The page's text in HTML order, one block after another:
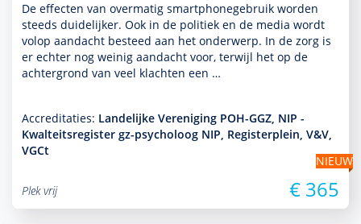
De effecten van overmatig smartphonegebruik worden
steeds duide­lijker. Ook in de politiek en de media wordt
volop aan­dacht besteed aan het onder­werp. In de zorg is
er echter nog weinig aan­dacht voor, terwijl het op de
achter­grond van veel klachten een …
Accreditaties: Landelijke Vereniging POH-GGZ, NIP -
Kwalteitsregister gz-psycholoog NIP, Registerplein, V&V,
VGCt
NIEUW
Plek vrij
€ 365